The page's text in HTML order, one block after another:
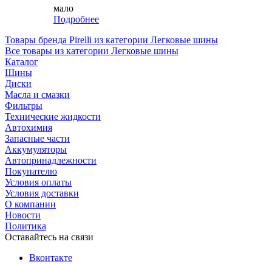
мало
Подробнее
Товары бренда Pirelli из категории Легковые шины
Все товары из категории Легковые шины
Каталог
Шины
Диски
Масла и смазки
Фильтры
Технические жидкости
Автохимия
Запасные части
Аккумуляторы
Автопринадлежности
Покупателю
Условия оплаты
Условия доставки
О компании
Новости
Политика
Оставайтесь на связи
Вконтакте